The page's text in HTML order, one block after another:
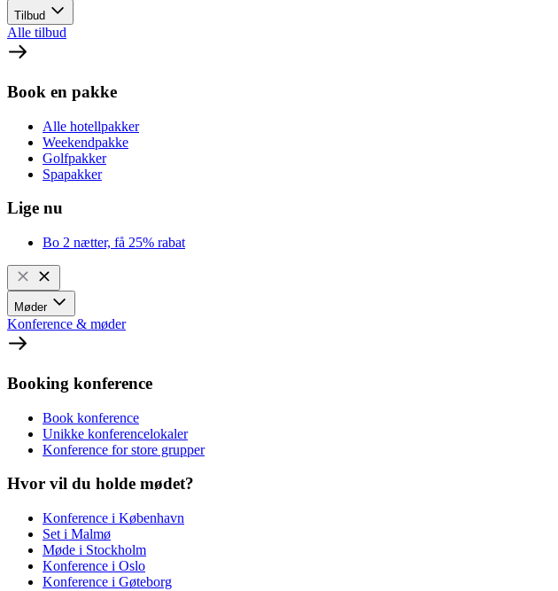
Tilbud
Alle tilbud
Book en pakke
Alle hotellpakker
Weekendpakke
Golfpakker
Spapakker
Lige nu
Bo 2 nætter, få 25% rabat
Møder
Konference & møder
Booking konference
Book konference
Unikke konferencelokaler
Konference for store grupper
Hvor vil du holde mødet?
Konference i København
Set i Malmø
Møde i Stockholm
Konference i Oslo
Konference i Gøteborg